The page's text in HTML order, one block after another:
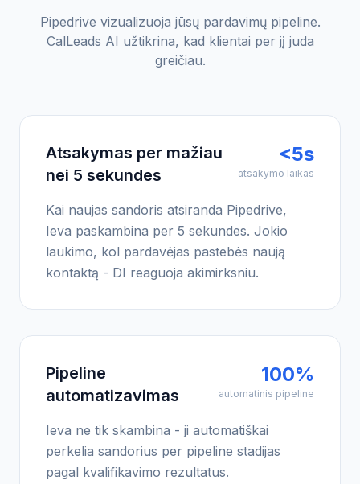
Pipedrive vizualizuoja jūsų pardavimų pipeline.
CalLeads AI užtikrina, kad klientai per jį juda
greičiau.
Atsakymas per mažiau
nei 5 sekundes
<5s
atsakymo laikas
Kai naujas sandoris atsiranda Pipedrive,
Ieva paskambina per 5 sekundes. Jokio
laukimo, kol pardavėjas pastebės naują
kontaktą - DI reaguoja akimirksniu.
Pipeline
automatizavimas
100%
automatinis pipeline
Ieva ne tik skambina - ji automatiškai
perkelia sandorius per pipeline stadijas
pagal kvalifikavimo rezultatus.